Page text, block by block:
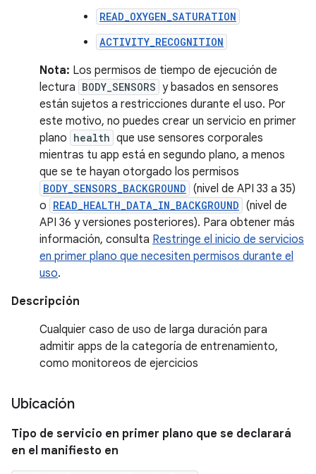
READ_OXYGEN_SATURATION
ACTIVITY_RECOGNITION
Nota: Los permisos de tiempo de ejecución de
lectura BODY_SENSORS y basados en sensores
están sujetos a restricciones durante el uso. Por
este motivo, no puedes crear un servicio en primer
plano health que use sensores corporales
mientras tu app está en segundo plano, a menos
que se te hayan otorgado los permisos
BODY_SENSORS_BACKGROUND (nivel de API 33 a 35)
o READ_HEALTH_DATA_IN_BACKGROUND (nivel de
API 36 y versiones posteriores). Para obtener más
información, consulta Restringe el inicio de servicios
en primer plano que necesiten permisos durante el
uso.
Descripción
Cualquier caso de uso de larga duración para
admitir apps de la categoría de entrenamiento,
como monitoreos de ejercicios
Ubicación
Tipo de servicio en primer plano que se declarará
en el manifiesto en